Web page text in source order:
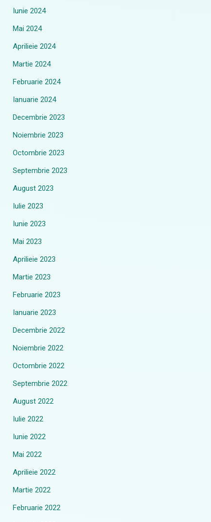
Iunie 2024
Mai 2024
Aprilieie 2024
Martie 2024
Februarie 2024
Ianuarie 2024
Decembrie 2023
Noiembrie 2023
Octombrie 2023
Septembrie 2023
August 2023
Iulie 2023
Iunie 2023
Mai 2023
Aprilieie 2023
Martie 2023
Februarie 2023
Ianuarie 2023
Decembrie 2022
Noiembrie 2022
Octombrie 2022
Septembrie 2022
August 2022
Iulie 2022
Iunie 2022
Mai 2022
Aprilieie 2022
Martie 2022
Februarie 2022